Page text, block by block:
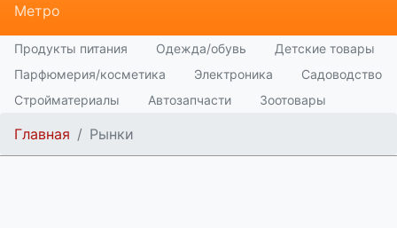
Метро
Продукты питания Одежда/обувь
Детские товары
Парфюмерия/косметика
Электроника
Садоводство
Стройматериалы
Автозапчасти Зоотовары
Главная Рынки